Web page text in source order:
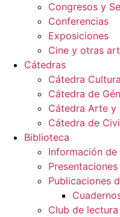
Congresos y
Conferencias
Exposiciones
Cine y otras
Cátedras
Cátedra
Cátedra de
Cátedra Arte y
Cátedra de
Biblioteca
Información
Publicaciones
Club de lectura